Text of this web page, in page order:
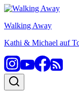
Zum
springen
Walking Away
Kathi & Michael auf